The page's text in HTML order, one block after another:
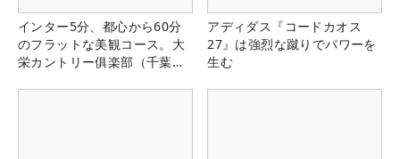
インター5分、都心から60分
のフラットな美観コース。大
栄カントリー俱楽部（千葉
アディダス『コードカオス
27』は強烈な蹴りでパワーを
生む